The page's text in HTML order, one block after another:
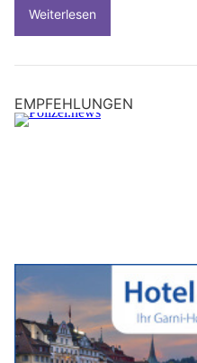
Weiterlesen
EMPFEHLUNGEN